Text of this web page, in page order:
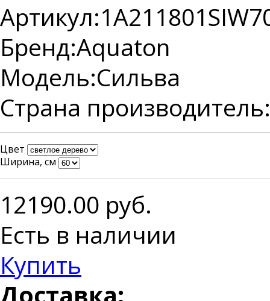
Артикул:
Бренд:Aquaton
Модель:Сильва
Страна производитель:
Цвет
Ширина, см
12190.00 руб.
Есть в наличии
Купить
Доставка: